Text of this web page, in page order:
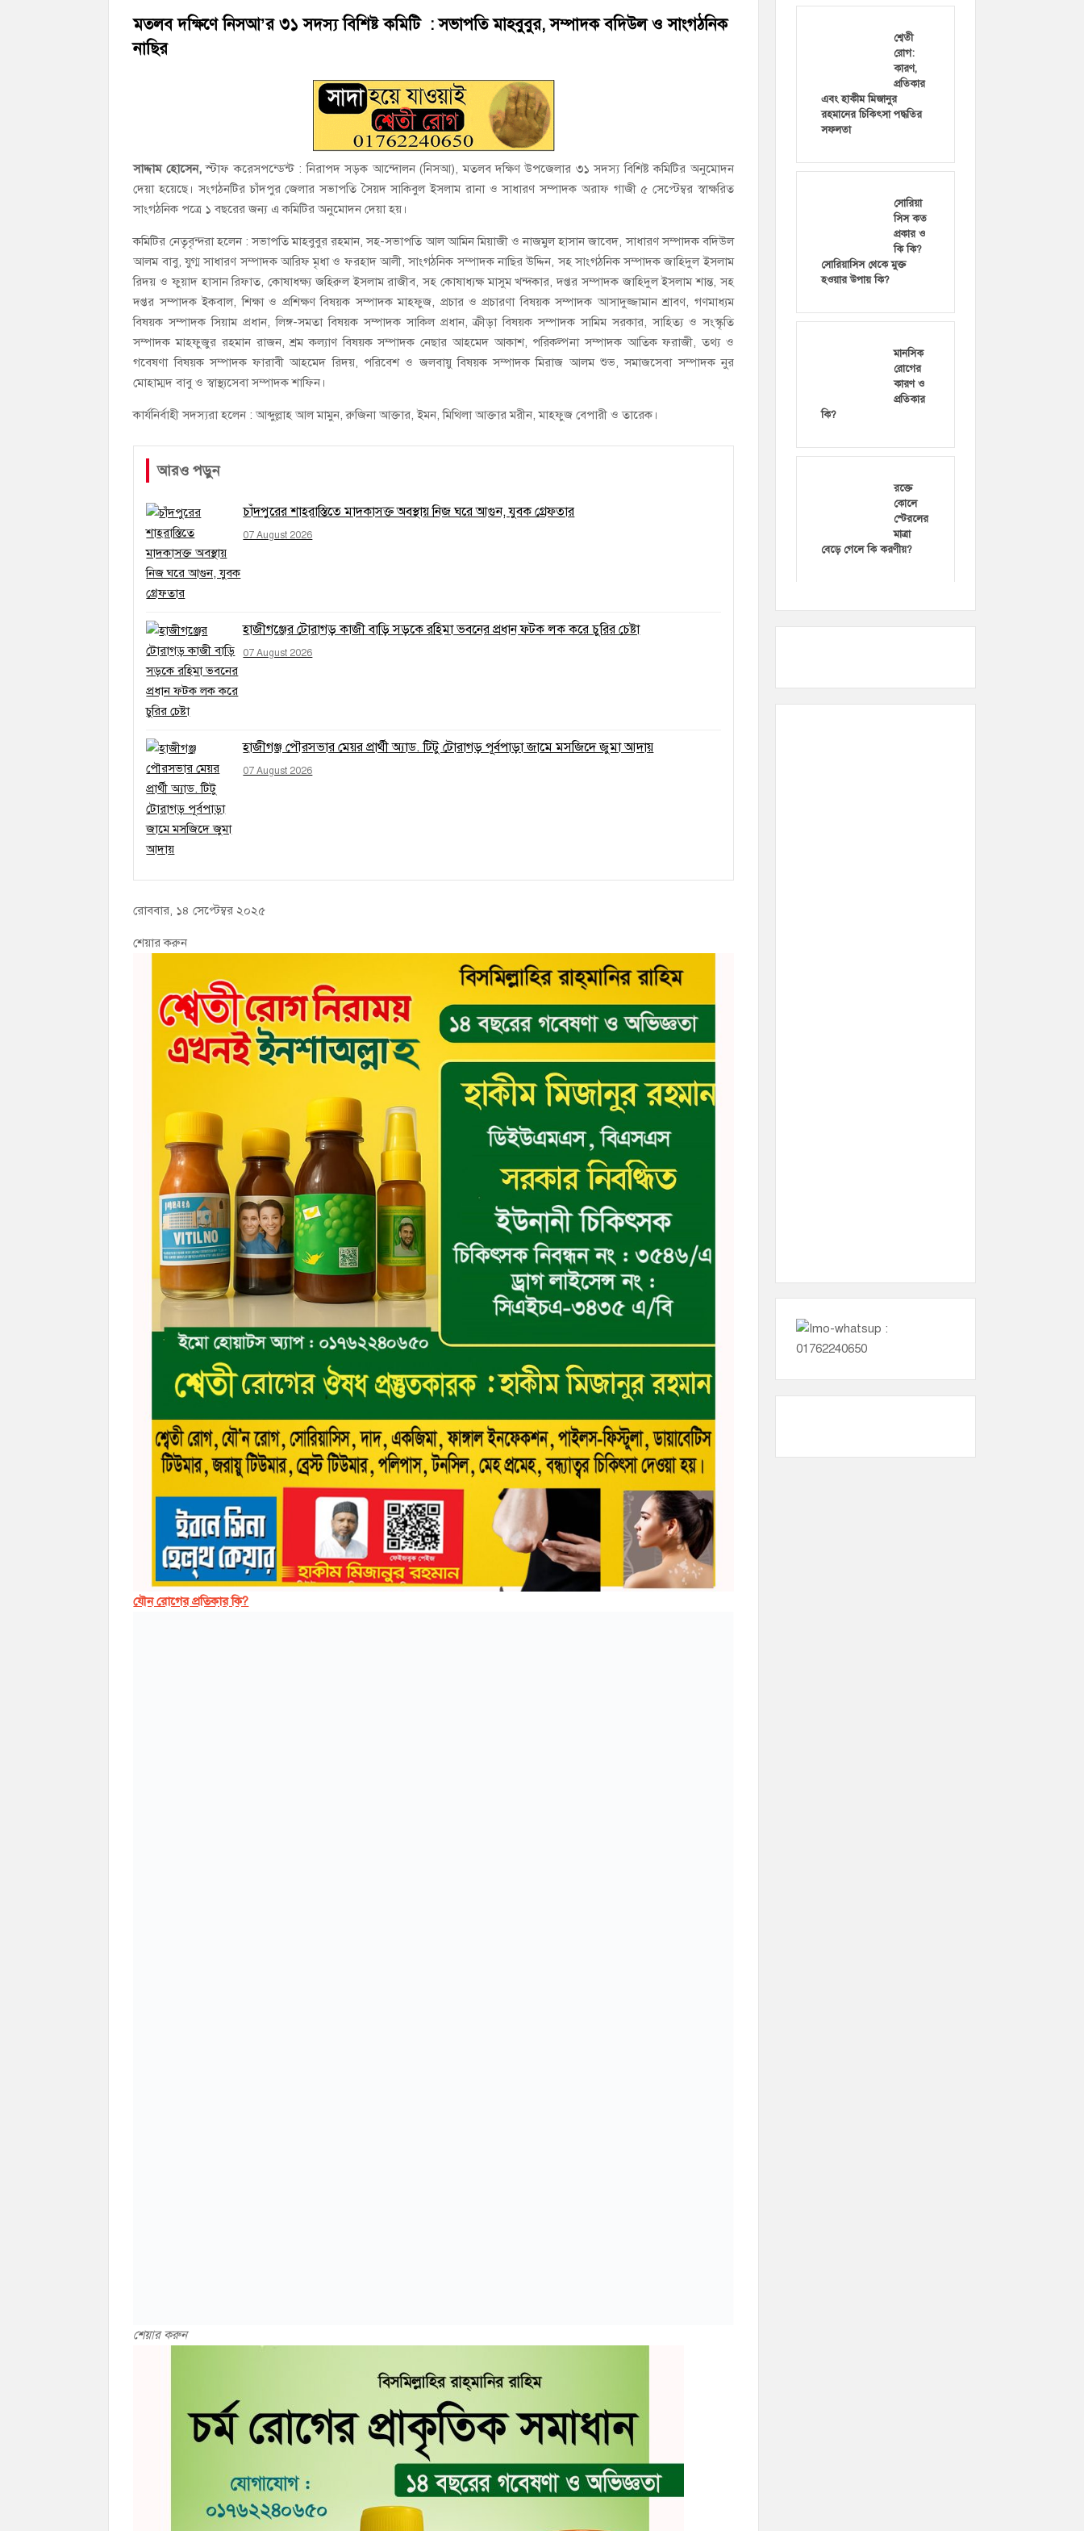
‘জনগণের ভোটে নির্বাচিত হয়ে ফরিদগঞ্জের উন্নয়নে কাজ করছি’ : আলহাজ্ব এমএ হান্নান এমপি
নৌ পুলিশ ফাঁড়ির নাকের ডগায় কারেন্ট জালের দাপট, মতলবে প্রকাশ্যে নিষিদ্ধ জাল মেরামত ও মাছ শিকার
মতলব দক্ষিণে নিসআ’র ৩১ সদস্য বিশিষ্ট কমিটি : সভাপতি মাহবুবুর, সম্পাদক বদিউল ও সাংগঠনিক
নাছির
সাদ্দাম হোসেন,স্টাফ করেসপন্ডেন্ট : নিরাপদ সড়ক আন্দোলন (নিসআ), মতলব দক্ষিণ উপজেলার ৩১ সদস্য বিশিষ্ট কমিটির অনুমোদন
দেয়া হয়েছে। সংগঠনটির চাঁদপুর জেলার সভাপতি সৈয়দ সাকিবুল ইসলাম রানা ও সাধারণ সম্পাদক অরাফ গাজী ৫ সেপ্টেম্বর স্বাক্ষরিত
সাংগঠনিক পত্রে ১ বছরের জন্য এ কমিটির অনুমোদন দেয়া হয়।
কমিটির নেতৃবৃন্দরা হলেন : সভাপতি মাহবুবুর রহমান, সহ-সভাপতি আল আমিন মিয়াজী ও নাজমুল হাসান জাবেদ, সাধারণ সম্পাদক বদিউল
আলম বাবু, যুগ্ম সাধারণ সম্পাদক আরিফ মৃধা ও ফরহাদ আলী, সাংগঠনিক সম্পাদক নাছির উদ্দিন, সহ সাংগঠনিক সম্পাদক জাহিদুল ইসলাম
রিদয় ও ফুয়াদ হাসান রিফাত, কোষাধক্ষ্য জহিরুল ইসলাম রাজীব, সহ কোষাধ্যক্ষ মাসুম খন্দকার, দপ্তর সম্পাদক জাহিদুল ইসলাম শান্ত, সহ
দপ্তর সম্পাদক ইকবাল, শিক্ষা ও প্রশিক্ষণ বিষয়ক সম্পাদক মাহফুজ, প্রচার ও প্রচারণা বিষয়ক সম্পাদক আসাদুজ্জামান শ্রাবণ, গণমাধ্যম
বিষয়ক সম্পাদক সিয়াম প্রধান, লিঙ্গ-সমতা বিষয়ক সম্পাদক সাকিল প্রধান, ক্রীড়া বিষয়ক সম্পাদক সামিম সরকার, সাহিত্য ও সংস্কৃতি
সম্পাদক মাহফুজুর রহমান রাজন, শ্রম কল্যাণ বিষয়ক সম্পাদক নেছার আহমেদ আকাশ, পরিকল্পনা সম্পাদক আতিক ফরাজী, তথ্য ও
গবেষণা বিষয়ক সম্পাদক ফারাবী আহমেদ রিদয়, পরিবেশ ও জলবায়ু বিষয়ক সম্পাদক মিরাজ আলম শুভ, সমাজসেবা সম্পাদক নুর
মোহাম্মদ বাবু ও স্বাস্থ্যসেবা সম্পাদক শাফিন।
কার্যনির্বাহী সদস্যরা হলেন : আব্দুল্লাহ আল মামুন, রুজিনা আক্তার, ইমন, মিথিলা আক্তার মরীন, মাহফুজ বেপারী ও তারেক।
আরও পড়ুন
চাঁদপুরের শাহরাস্তিতে মাদকাসক্ত অবস্থায় নিজ ঘরে আগুন, যুবক গ্রেফতার
07 August 2026
হাজীগঞ্জের টোরাগড় কাজী বাড়ি সড়কে রহিমা ভবনের প্রধান ফটক লক করে চুরির চেষ্টা
07 August 2026
হাজীগঞ্জ পৌরসভার মেয়র প্রার্থী অ্যাড. টিটু টোরাগড় পূর্বপাড়া জামে মসজিদে জুমা আদায়
07 August 2026
রোববার, ১৪ সেপ্টেম্বর ২০২৫
শেয়ার করুন
যৌন রোগের প্রতিকার কি?
শেয়ার করুন
শ্বেতী
রোগ:
কারণ,
প্রতিকার
এবং হাকীম মিজানুর
রহমানের চিকিৎসা পদ্ধতির
সফলতা
সোরিয়া
সিস কত
প্রকার ও
কি কি?
সোরিয়াসিস থেকে মুক্ত
হওয়ার উপায় কি?
মানসিক
রোগের
কারণ ও
প্রতিকার
কি?
রক্তে
কোলে
স্টেরলের
মাত্রা
বেড়ে গেলে কি করণীয়?